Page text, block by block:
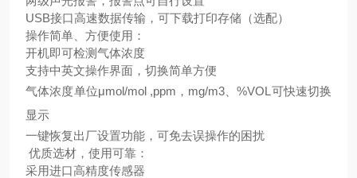
USB接口高速数据传输，可下载打印存储（选配）
操作简单、方便使用：
开机即可检测气体浓度
支持中英文操作界面，切换简单方便
气体浓度单位μmol/mol ,ppm，mg/m3、%VOL可快速切换
显示
一键恢复出厂设置功能，可免去误操作的困扰
优质选材，使用可靠：
采用进口高精度传感器